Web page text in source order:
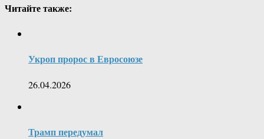
Читайте также:
Укроп пророс в Евросоюзе
26.04.2026
Трамп передумал